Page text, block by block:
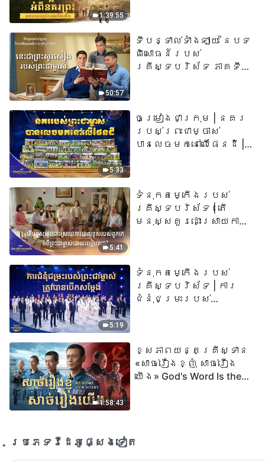
1:39:55
50:57
ទីបន្ទាល់ទាំងឡាយ នៃបទ
ពិសោធន៍របស់
គ្រីស្ទបរិស័ទ ភាគទី
5:33
ចម្រៀងជាក្រុម | នគរ
របស់ព្រះជាម្ចាស់
បានលេចមកនៅលើផែនដី |
5:41
ទំនុកតម្កើង​របស់​
គ្រីស្ទបរិស័ទ​ | តើ
មនុស្សគួរដោះស្រាយការ
២០២៦
5:19
ទំនុកតម្កើង​របស់​
គ្រីស្ទបរិស័ទ | ការ
ជំនុំជម្រះរបស់
1:58:43
ខ្សែភាពយន្តគ្រីស្ទាន
«សាច់រឿងខ្ញុំ សាច់រឿង
យើង» God's Word Is the
ប្រភេទ​វីដេអូ​ផ្សេង​ទៀត​